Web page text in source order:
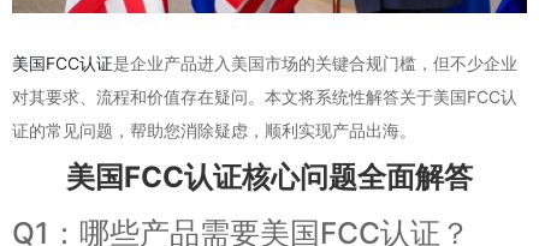
美国FCC认证是企业产品进入美国市场的关键合规门槛，但不少企业
对其要求、流程和价值存在疑问。本文将系统性解答关于美国FCC认
证的常见问题，帮助您消除疑虑，顺利实现产品出海。
美国FCC认证核心问题全面解答
Q1：哪些产品需要美国FCC认证？